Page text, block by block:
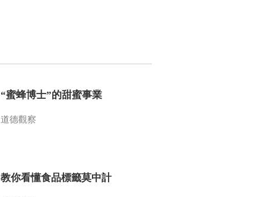
2016-06-09 12:22:10
“蜜蜂博士”的甜蜜事業
道德觀察
教你看懂食品標籤莫中計